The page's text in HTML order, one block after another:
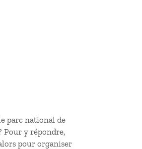
parc national de
Pour y répondre,
pour organiser